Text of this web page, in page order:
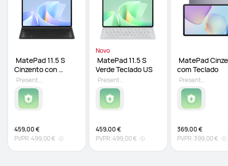
MatePad 11.5 S
Cinzento con
Teclado
459,00 €
PVPR:499,00 €
Presente grátis
Novo
MatePad 11.5 S
Verde Teclado US
459,00 €
PVPR:499,00 €
Presente grátis
MatePad
com Teclado
369,00 €
PVPR:399,00 €
Presente grátis